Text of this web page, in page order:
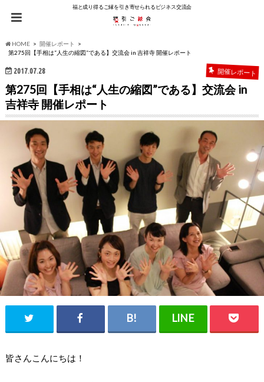
福と成り得るご縁を引き寄せられるビジネス交流会
HOME
開催レポート
第275回【手相は“人生の縮図”である】交流会 in 吉祥寺 開催レポート
2017.07.28 開催レポート
第275回【手相は“人生の縮図”である】交流会 in
吉祥寺 開催レポート
皆さんこんにちは！